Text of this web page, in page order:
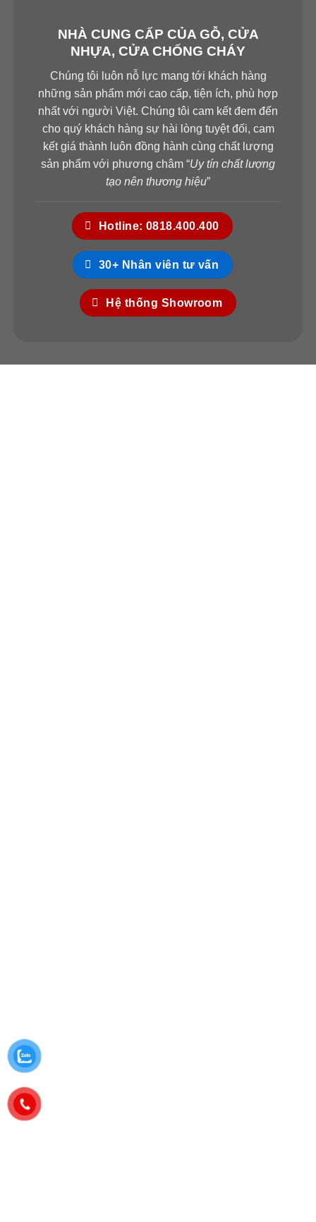
NHÀ CUNG CẤP CỦA GỖ, CỬA
NHỰA, CỬA CHỐNG CHÁY
Chúng tôi luôn nỗ lực mang tới khách hàng
những sản phẩm mới cao cấp, tiện ích, phù hợp
nhất với người Việt. Chúng tôi cam kết đem đến
cho quý khách hàng sự hài lòng tuyệt đối, cam
kết giá thành luôn đồng hành cùng chất lượng
sản phẩm với phương châm “Uy tín chất lượng
tạo nên thương hiệu”
Hotline: 0818.400.400
30+ Nhân viên tư vấn
Hệ thống Showroom